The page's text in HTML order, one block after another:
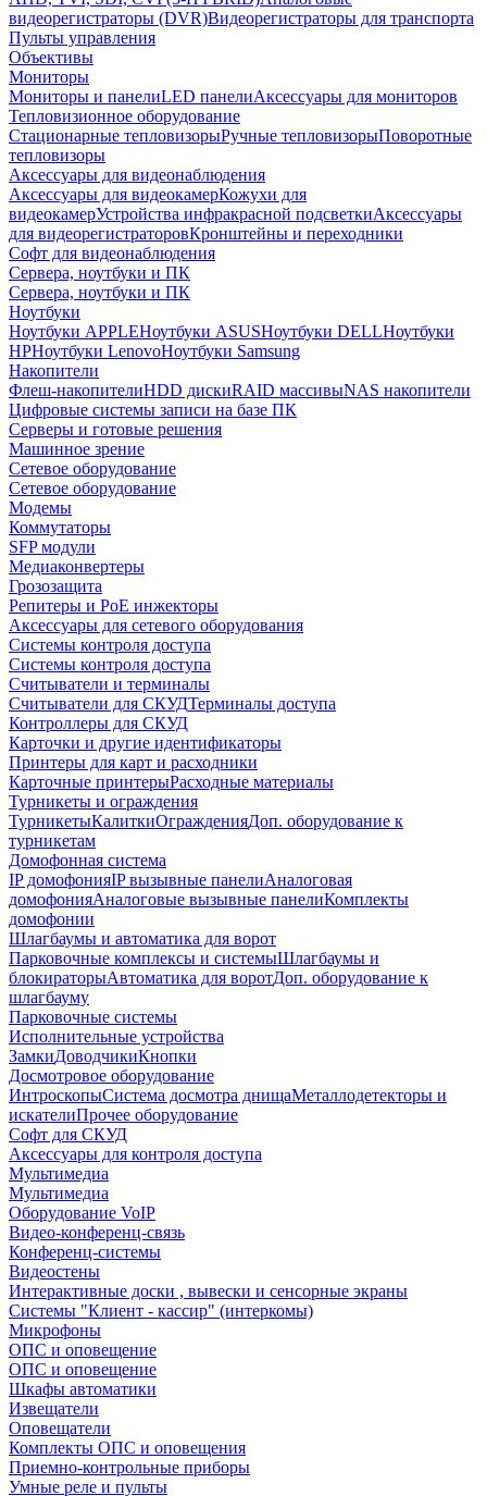
видеорегистраторы (DVR)Видеорегистраторы для транспорта
Пульты управления
Объективы
Мониторы
Мониторы и панелиLED панелиАксессуары для мониторов
Тепловизионное оборудование
Стационарные тепловизорыРучные тепловизорыПоворотные
тепловизоры
Аксессуары для видеонаблюдения
Аксессуары для видеокамерКожухи для
видеокамерУстройства инфракрасной подсветкиАксессуары
для видеорегистраторовКронштейны и переходники
Софт для видеонаблюдения
Сервера, ноутбуки и ПК
Сервера, ноутбуки и ПК
Ноутбуки
Ноутбуки APPLEНоутбуки ASUSНоутбуки DELLНоутбуки
HPНоутбуки LenovoНоутбуки Samsung
Накопители
Флеш-накопителиHDD дискиRAID массивыNAS накопители
Цифровые системы записи на базе ПК
Серверы и готовые решения
Машинное зрение
Сетевое оборудование
Сетевое оборудование
Модемы
Коммутаторы
SFP модули
Медиаконвертеры
Грозозащита
Репитеры и PoE инжекторы
Аксессуары для сетевого оборудования
Системы контроля доступа
Системы контроля доступа
Считыватели и терминалы
Считыватели для СКУДТерминалы доступа
Контроллеры для СКУД
Карточки и другие идентификаторы
Принтеры для карт и расходники
Карточные принтерыРасходные материалы
Турникеты и ограждения
ТурникетыКалиткиОгражденияДоп. оборудование к
турникетам
Домофонная система
IP домофонияIP вызывные панелиАналоговая
домофонияАналоговые вызывные панелиКомплекты
домофонии
Шлагбаумы и автоматика для ворот
Парковочные комплексы и системыШлагбаумы и
блокираторыАвтоматика для воротДоп. оборудование к
шлагбауму
Парковочные системы
Исполнительные устройства
ЗамкиДоводчикиКнопки
Досмотровое оборудование
ИнтроскопыСистема досмотра днищаМеталлодетекторы и
искателиПрочее оборудование
Софт для СКУД
Аксессуары для контроля доступа
Мультимедиа
Мультимедиа
Оборудование VoIP
Видео-конференц-связь
Конференц-системы
Видеостены
Интерактивные доски , вывески и сенсорные экраны
Системы "Клиент - кассир" (интеркомы)
Микрофоны
ОПС и оповещение
ОПС и оповещение
Шкафы автоматики
Извещатели
Оповещатели
Комплекты ОПС и оповещения
Приемно-контрольные приборы
Умные реле и пульты